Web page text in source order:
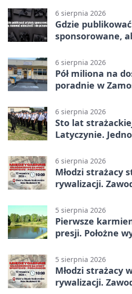
6 sierpnia 2026
Gdzie
sponsorowane,
6 sierpnia 2026
Pół miliona na
poradnie w
6 sierpnia 2026
Sto lat
Latyczynie.
6 sierpnia 2026
Młodzi strażacy
rywalizacji.
5 sierpnia 2026
Pierwsze
presji. Położne
5 sierpnia 2026
Młodzi strażacy
rywalizacji.